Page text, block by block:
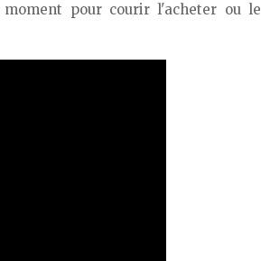
pour courir l'acheter ou le